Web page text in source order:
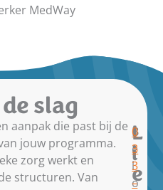
MedWay
slag
aanpak die past bij de
jouw programma.
zorg werkt en
structuren. Van
L
i
e
B
e
l
o
0
3
3
–